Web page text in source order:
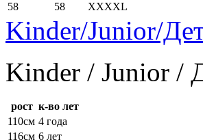
58
58 XXXXL
Kinder/Junior/
Kinder / Junior /
рост к-во лет
110см 4 года
116см 6 лет